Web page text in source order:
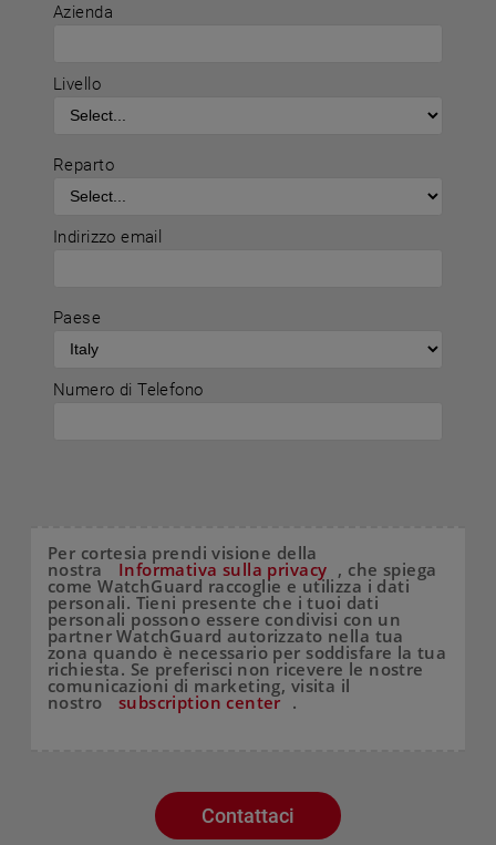
Azienda
Livello
Reparto
Indirizzo email
Paese
Numero di Telefono
Per cortesia prendi visione della
nostra Informativa sulla privacy , che spiega
come WatchGuard raccoglie e utilizza i dati
personali. Tieni presente che i tuoi dati
personali possono essere condivisi con un
partner WatchGuard autorizzato nella tua
zona quando è necessario per soddisfare la tua
richiesta. Se preferisci non ricevere le nostre
comunicazioni di marketing, visita il
nostro subscription center .
Contattaci